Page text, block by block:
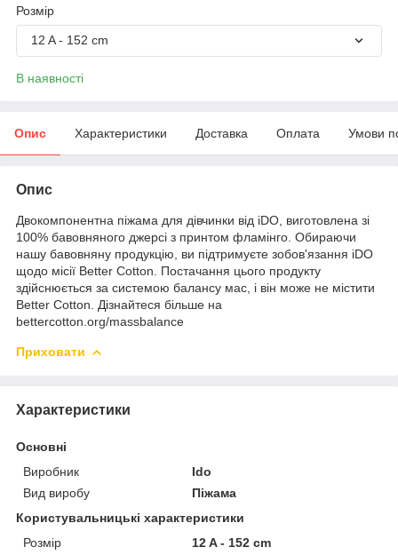
Розмір
12 A - 152 cm
В наявності
Опис Характеристики Доставка Оплата Умови
Опис
Двокомпонентна піжама для дівчинки від iDO, виготовлена ​​зі
100% бавовняного джерсі з принтом фламінго. Обираючи
нашу бавовняну продукцію, ви підтримуєте зобов'язання iDO
щодо місії Better Cotton. Постачання цього продукту
здійснюється за системою балансу мас, і він може не містити
Better Cotton. Дізнайтеся більше на
bettercotton.org/massbalance
Приховати
Характеристики
Основні
Виробник
Ido
Вид виробу
Піжама
Користувальницькі характеристики
Розмір
12 A - 152 cm